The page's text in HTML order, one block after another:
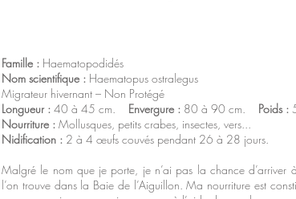
Famille : Haematopodidés
Nom scientifique : Haematopus ostralegus
Migrateur hivernant – Non Protégé
Longueur : 40 à 45 cm. Envergure : 80 à 90 cm. Poids :
Nourriture : Mollusques, petits crabes, insectes, vers...
Nidification : 2 à 4 œufs couvés pendant 26 à 28 jours.
Malgré le nom que je porte, je n’ai pas la chance d’arriver
l’on trouve dans la Baie de l’Aiguillon. Ma nourriture est